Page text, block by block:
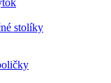
stolíky